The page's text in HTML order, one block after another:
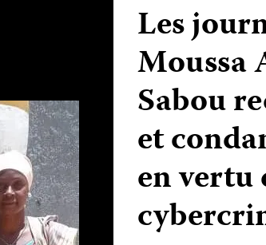
Les
Moussa
Sabou
et
en vertu